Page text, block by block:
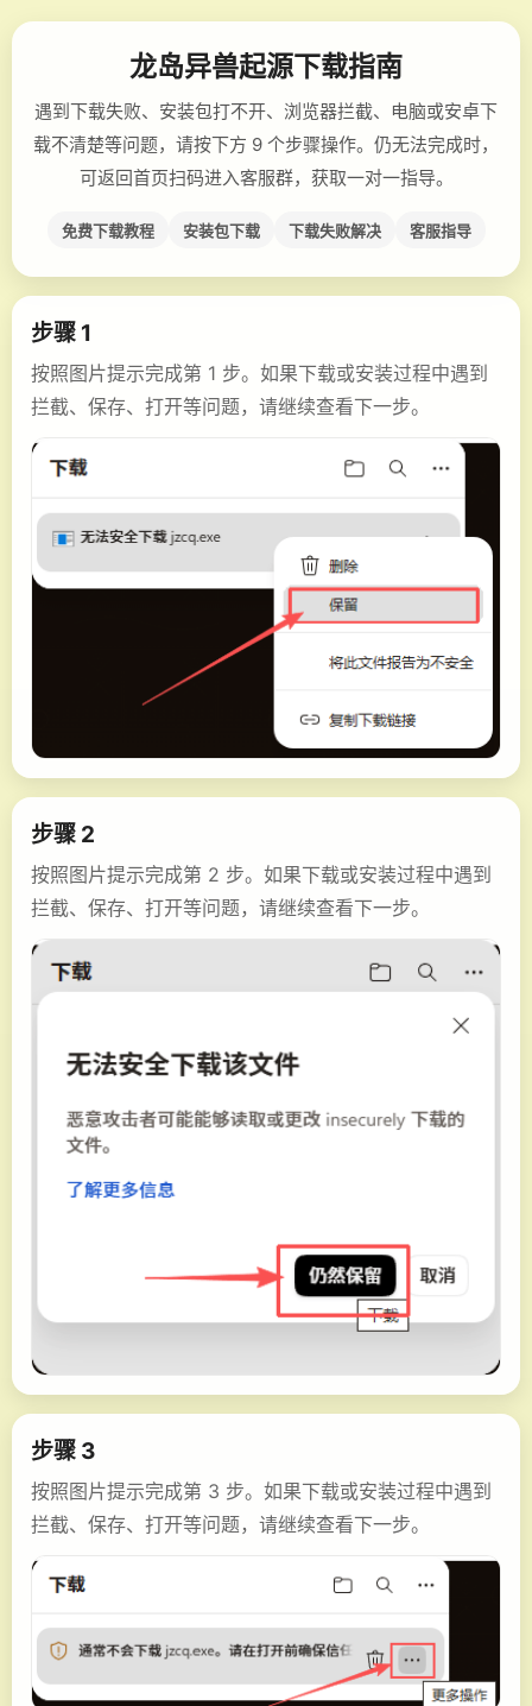
龙岛异兽起源下载指南
遇到下载失败、安装包打不开、浏览器拦截、电脑或安卓下
载不清楚等问题，请按下方 9 个步骤操作。仍无法完成时，
可返回首页扫码进入客服群，获取一对一指导。
免费下载教程 安装包下载 下载失败解决 客服指导
步骤 1
按照图片提示完成第 1 步。如果下载或安装过程中遇到
拦截、保存、打开等问题，请继续查看下一步。
步骤 2
按照图片提示完成第 2 步。如果下载或安装过程中遇到
拦截、保存、打开等问题，请继续查看下一步。
步骤 3
按照图片提示完成第 3 步。如果下载或安装过程中遇到
拦截、保存、打开等问题，请继续查看下一步。